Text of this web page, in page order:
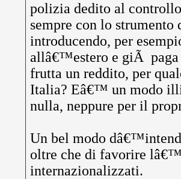
polizia dedito al
sempre con lo strumento
introducendo, per
allâ€™estero e giÃ paga
frutta un reddito, per
Italia? Eâ€™ un modo
nulla, neppure per il
Un bel modo
oltre che di favorire
internazionalizzati.